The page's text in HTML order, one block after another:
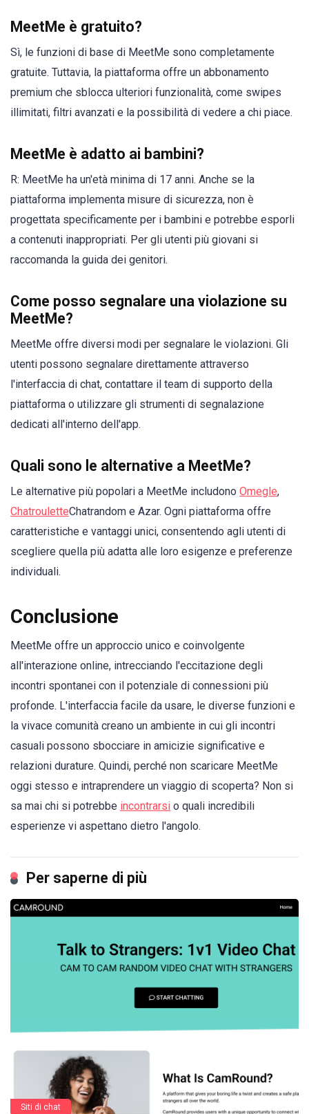
MeetMe è gratuito?
Sì, le funzioni di base di MeetMe sono completamente
gratuite. Tuttavia, la piattaforma offre un abbonamento
premium che sblocca ulteriori funzionalità, come swipes
illimitati, filtri avanzati e la possibilità di vedere a chi piace.
MeetMe è adatto ai bambini?
R: MeetMe ha un'età minima di 17 anni. Anche se la
piattaforma implementa misure di sicurezza, non è
progettata specificamente per i bambini e potrebbe esporli
a contenuti inappropriati. Per gli utenti più giovani si
raccomanda la guida dei genitori.
Come posso segnalare una violazione su
MeetMe?
MeetMe offre diversi modi per segnalare le violazioni. Gli
utenti possono segnalare direttamente attraverso
l'interfaccia di chat, contattare il team di supporto della
piattaforma o utilizzare gli strumenti di segnalazione
dedicati all'interno dell'app.
Quali sono le alternative a MeetMe?
Le alternative più popolari a MeetMe includono Omegle,
ChatrouletteChatrandom e Azar. Ogni piattaforma offre
caratteristiche e vantaggi unici, consentendo agli utenti di
scegliere quella più adatta alle loro esigenze e preferenze
individuali.
Conclusione
MeetMe offre un approccio unico e coinvolgente
all'interazione online, intrecciando l'eccitazione degli
incontri spontanei con il potenziale di connessioni più
profonde. L'interfaccia facile da usare, le diverse funzioni e
la vivace comunità creano un ambiente in cui gli incontri
casuali possono sbocciare in amicizie significative e
relazioni durature. Quindi, perché non scaricare MeetMe
oggi stesso e intraprendere un viaggio di scoperta? Non si
sa mai chi si potrebbe incontrarsi o quali incredibili
esperienze vi aspettano dietro l'angolo.
Per saperne di più
Siti di chat